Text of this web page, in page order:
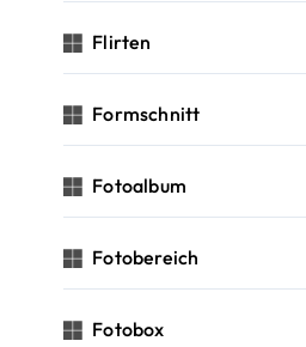
Flirten
Formschnitt
Fotoalbum
Fotobereich
Fotobox